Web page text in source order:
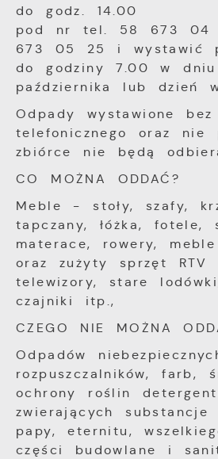
do godz. 14.00
pod nr tel. 58 673 04
673 05 25 i wystawić
do godziny 7.00 w
października lub dzień
Odpady wystawione bez
telefonicznego oraz nie
zbiórce nie będą
CO MOŻNA ODDAĆ?
Meble - stoły, szafy,
tapczany, łóżka, fotele,
materace, rowery,
oraz zużyty sprzęt RTV
telewizory, stare
czajniki itp.,
CZEGO NIE MOŻNA
Odpadów
rozpuszczalników, farb,
ochrony roślin
zwierających substancje
papy, eternitu,
części budowlane i
przetwarzane w formie
Wyrażenie zgody na
gwarantuje dostępność
funkcjonalności.
Promocyjne pliki cookies
prezentowania Ci naszych
podstawie analizy Twoich
Twoich zwyczajów
witryny internetowej. Treści
trzecich lub firm będących
partnerami oraz innych
Firmy te działają w
wiadomości, ofert,
Więcej